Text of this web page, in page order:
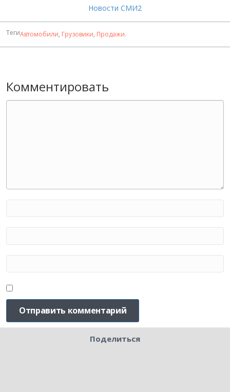
Новости СМИ2
ТегиАвтомобили, Грузовики, Продажи.
Комментировать
Поделиться